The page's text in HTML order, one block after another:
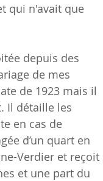
qui n'avait que
depuis des
de mes
de 1923 mais il
Il détaille les
en cas de
d’un quart en
Verdier et reçoit
et une part du